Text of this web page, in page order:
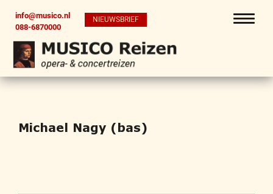
info@musico.nl
088-6870000
NIEUWSBRIEF
Michael Nagy (bas)